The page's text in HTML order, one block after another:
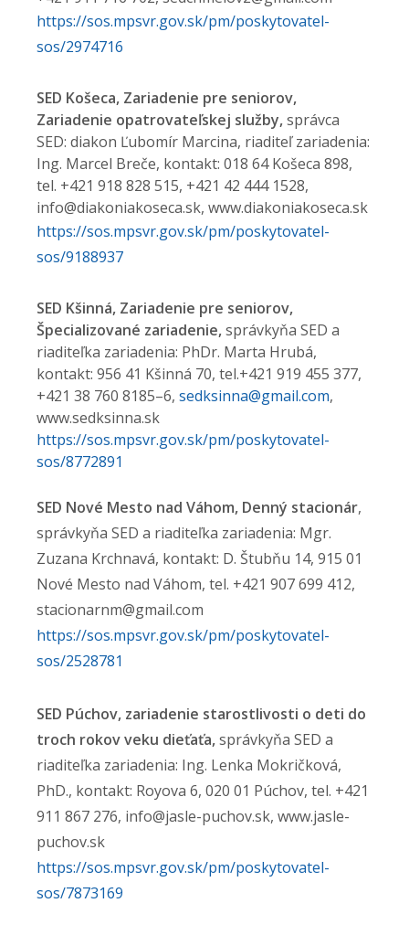
https://sos.mpsvr.gov.sk/pm/poskytovatel-
sos/2974716
SED Košeca, Zariadenie pre seniorov,
Zariadenie opatrovateľskej služby,správca
SED: diakon Ľubomír Marcina, riaditeľ zariadenia:
Ing. Marcel Breče, kontakt: 018 64 Košeca 898,
tel. +421 918 828 515, +421 42 444 1528,
info@diakoniakoseca.sk, www.diakoniakoseca.sk
https://sos.mpsvr.gov.sk/pm/poskytovatel-
sos/9188937
SED Kšinná, Zariadenie pre seniorov,
Špecializované zariadenie,správkyňa SED a
riaditeľka zariadenia: PhDr. Marta Hrubá,
kontakt: 956 41 Kšinná 70, tel.+421 919 455 377,
+421 38 760 8185–6, sedksinna@gmail.com,
www.sedksinna.sk
https://sos.mpsvr.gov.sk/pm/poskytovatel-
sos/8772891
SED Nové Mesto nad Váhom, Denný stacionár,
správkyňa SED a riaditeľka zariadenia: Mgr.
Zuzana Krchnavá, kontakt: D. Štubňu 14, 915 01
Nové Mesto nad Váhom, tel. +421 907 699 412,
stacionarnm@gmail.com
https://sos.mpsvr.gov.sk/pm/poskytovatel-
sos/2528781
SED Púchov, zariadenie starostlivosti o deti do
troch rokov veku dieťaťa,správkyňa SED a
riaditeľka zariadenia: Ing. Lenka Mokričková,
PhD., kontakt: Royova 6, 020 01 Púchov, tel. +421
911 867 276, info@jasle-puchov.sk, www.jasle-
puchov.sk
https://sos.mpsvr.gov.sk/pm/poskytovatel-
sos/7873169